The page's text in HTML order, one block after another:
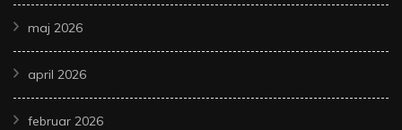
maj 2026
april 2026
februar 2026